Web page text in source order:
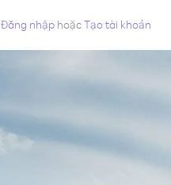
Đăng nhập hoặcTạo tài khoản